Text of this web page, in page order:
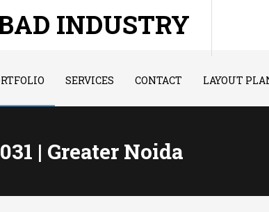
INDUSTRY
SERVICES CONTACT LAYOUT
| Greater Noida